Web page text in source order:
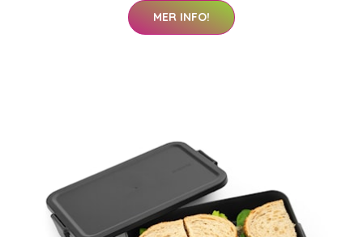
MER INFO!